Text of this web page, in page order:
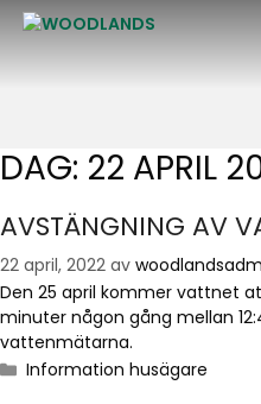
DAG: 22 APRIL
AVSTÄNGNING AV
22 april, 2022 av
Den 25 april kommer vattnet
minuter någon gång mellan
vattenmätarna.
Information husägare